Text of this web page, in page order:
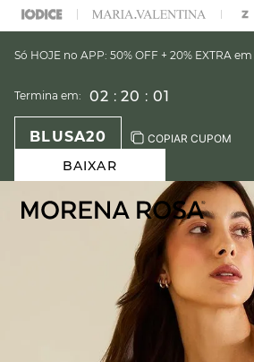
ESCOLHER SEU LOOK?FALE COM NOSSA
Só HOJE no APP: 50% OFF + 20% EXTRA
Termina em: 02 : 20 : 00
BLUSA20 COPIAR CUPOM
BAIXAR